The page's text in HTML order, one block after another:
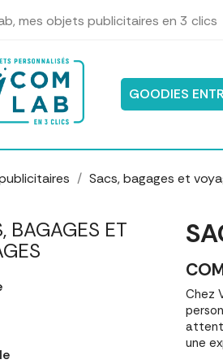
mes objets publicitaires en 3 clics
GOODIES
Sacs, bagages et
BAGAGES ET
Chez
une